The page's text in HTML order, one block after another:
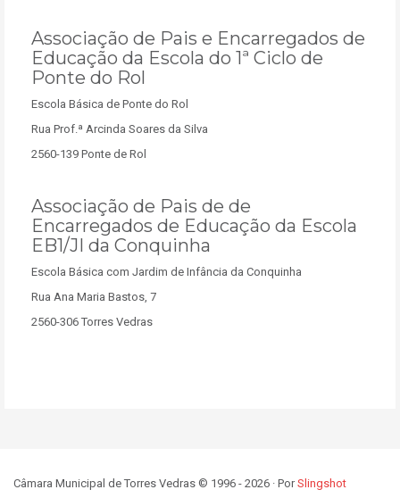
Associação de Pais e Encarregados de
Educação da Escola do 1ª Ciclo de
Ponte do Rol
Escola Básica de Ponte do Rol
Rua Prof.ª Arcinda Soares da Silva
2560-139 Ponte de Rol
Associação de Pais de de
Encarregados de Educação da Escola
EB1/JI da Conquinha
Escola Básica com Jardim de Infância da Conquinha
Rua Ana Maria Bastos, 7
2560-306 Torres Vedras
Câmara Municipal de Torres Vedras © 1996 - 2026 · PorSlingshot